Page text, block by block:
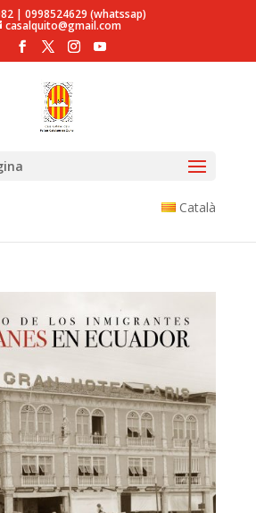
| 0998524629 (whatssap)
casalquito@gmail.com
Català